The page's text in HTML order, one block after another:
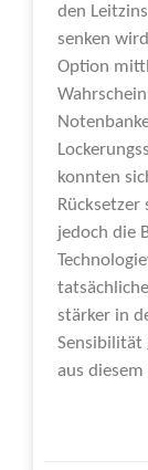
den
senken
Option
konnten
jedoch die
stärker in
Sensibilität
aus